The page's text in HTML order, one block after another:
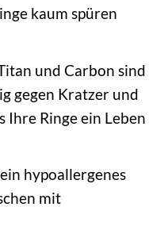
kaum spüren
und Carbon sind
gegen Kratzer und
Ihre Ringe ein Leben
hypoallergenes
mit